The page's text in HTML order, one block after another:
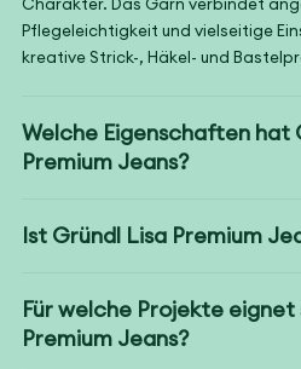
Charakter. Das Garn verbindet
Pflegeleichtigkeit und vielseitige
kreative Strick-, Häkel- und
Welche Eigenschaften hat
Premium Jeans?
Ist Gründl Lisa Premium
Für welche Projekte eignet
Premium Jeans?